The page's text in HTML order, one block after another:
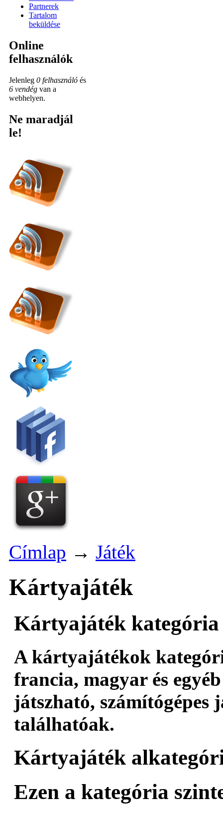
Partnerek
Tartalom
beküldése
Online
felhasználók
Jelenleg 0 felhasználó és
6 vendég van a
webhelyen.
Ne maradjál
le!
Címlap → Játék
Kártyajáték
Kártyajáték kategória
A kártyajátékok
francia, magyar és
játszható, számítógépes
találhatóak.
Kártyajáték
Ezen a kategória